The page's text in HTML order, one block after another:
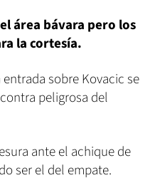
área bávara pero los
la cortesía.
sobre Kovacic se
peligrosa del
ante el achique de
ser el del empate.